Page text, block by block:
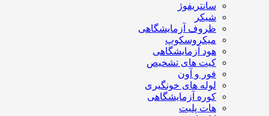
سانتریفوژ
شیکر
ظروف آزمایشگاهی
میکروسکوپ
هود آزمایشگاهی
کیت های تشخیص
فور و آون
لوله های خونگیری
کوره آزمایشگاهی
هات پلیت